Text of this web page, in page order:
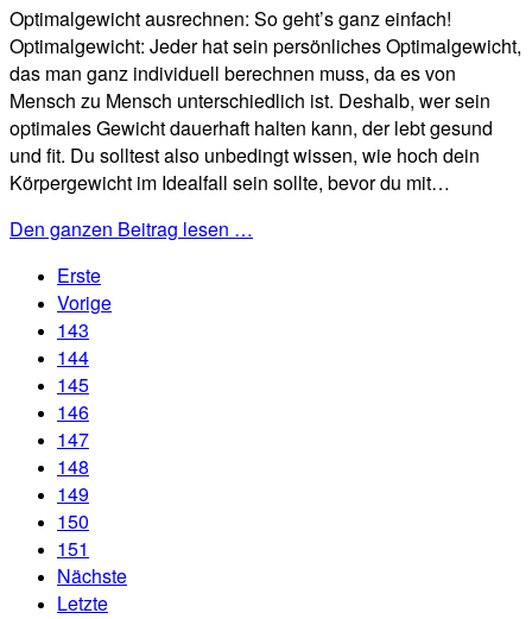
Optimalgewicht ausrechnen: So geht’s ganz einfach!
Optimalgewicht: Jeder hat sein persönliches Optimalgewicht,
das man ganz individuell berechnen muss, da es von
Mensch zu Mensch unterschiedlich ist. Deshalb, wer sein
optimales Gewicht dauerhaft halten kann, der lebt gesund
und fit. Du solltest also unbedingt wissen, wie hoch dein
Körpergewicht im Idealfall sein sollte, bevor du mit…
Den ganzen Beitrag lesen …
Erste
Vorige
143
144
145
146
147
148
149
150
151
Nächste
Letzte